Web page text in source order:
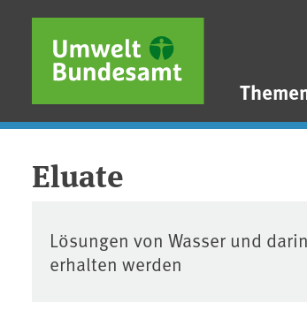
Direkt zum Inhalt
Direkt zum Hauptmenü
Direkt zur Fußzeile
Eluate
Lösungen von Wasser und
erhalten werden